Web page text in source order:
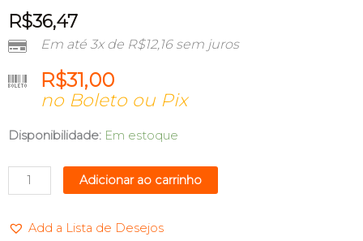
R$36,47
Em até 3x de R$12,16sem juros
R$31,00
no Boleto ou Pix
Disponibilidade: Em estoque
CONVERSOR
PARA
HDMI
AUDIO
Adicionar ao carrinho
Add a Lista de Desejos